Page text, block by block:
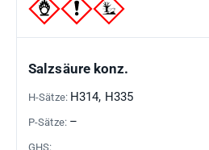
Salzsäure konz.
H314, H335
–